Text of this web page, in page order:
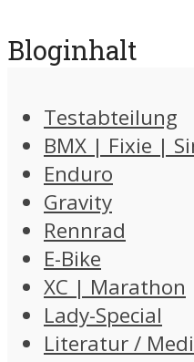
Bloginhalt
Testabteilung
BMX | Fixie |
Enduro
Gravity
Rennrad
E-Bike
XC | Marathon
Lady-Special
Literatur /